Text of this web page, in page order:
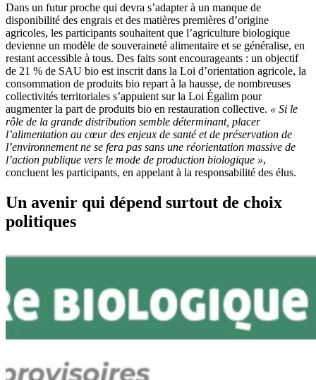
Dans un futur proche qui devra s’adapter à un manque de
disponibilité des engrais et des matières premières d’origine
agricoles, les participants souhaitent que l’agriculture biologique
devienne un modèle de souveraineté alimentaire et se généralise, en
restant accessible à tous. Des faits sont encourageants : un objectif
de 21 % de SAU bio est inscrit dans la Loi d’orientation agricole, la
consommation de produits bio repart à la hausse, de nombreuses
collectivités territoriales s’appuient sur la Loi Égalim pour
augmenter la part de produits bio en restauration collective. « Si le
rôle de la grande distribution semble déterminant, placer
l’alimentation au cœur des enjeux de santé et de préservation de
l’environnement ne se fera pas sans une réorientation massive de
l’action publique vers le mode de production biologique »,
concluent les participants, en appelant à la responsabilité des élus.
Un avenir qui dépend surtout de choix
politiques